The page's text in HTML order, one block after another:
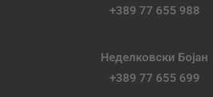
+389 77 655 988
Неделковски Бојан
+389 77 655 699